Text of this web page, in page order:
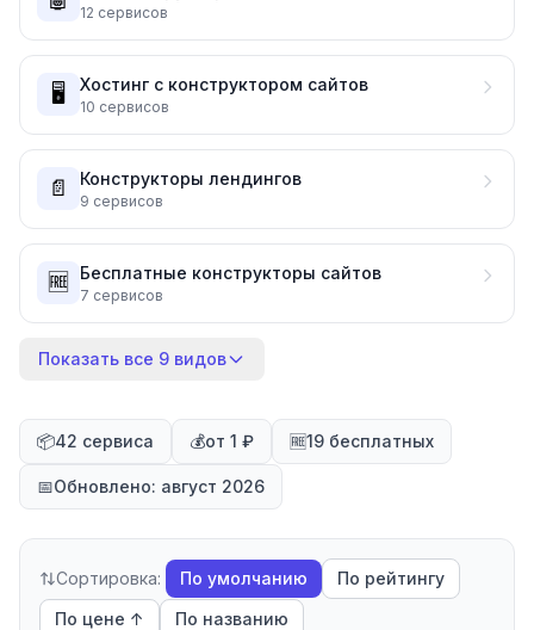
12 сервисов
🖥️ Хостинг с конструктором сайтов
10 сервисов
📄 Конструкторы лендингов
9 сервисов
🆓 Бесплатные конструкторы сайтов
7 сервисов
Показать все 9 видов
📦42 сервиса 💰от 1 ₽ 🆓19 бесплатных
📅Обновлено: август 2026
Сортировка: По умолчанию
По рейтингу
По цене ↑
По названию